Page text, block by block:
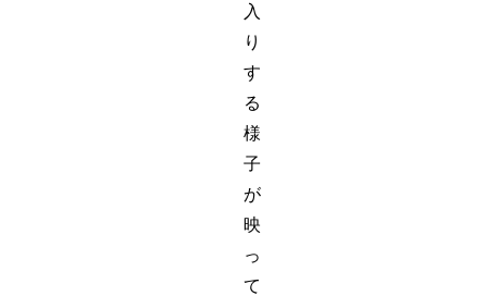
入
り
す
る
様
子
が
映
っ
て